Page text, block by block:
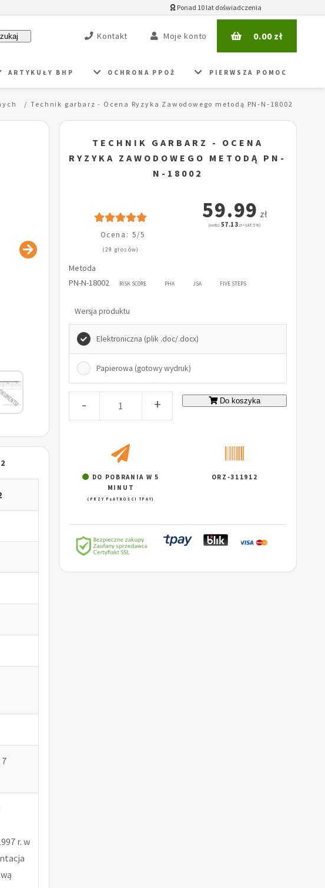
Ponad 10 lat doświadczenia
Kontakt Moje konto 0.00zł
ARTYKUŁY BHP OCHRONA PPOŻ PIERWSZA POMOC
Technik garbarz - Ocena Ryzyka Zawodowego metodą PN-N-18002
r. w
TECHNIK GARBARZ - OCENA
RYZYKA ZAWODOWEGO METODĄ PN-
N-18002
Ocena: 5/5
(29 głosów)
59.99 zł
(netto:57.13 zł + VAT: 5%)
Metoda
PN-N-18002
RISK SCORE PHA JSA FIVE STEPS
Wersja produktu
Elektroniczna (plik .doc/.docx)
Papierowa (gotowy wydruk)
- + Do koszyka
DO POBRANIA W 5
MINUT
(PRZY PŁATNOŚCI TPAY)
ORZ-311912